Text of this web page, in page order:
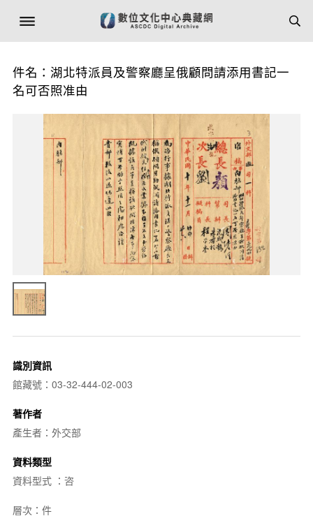
件名：湖北特派員及警察廳呈俄顧問請添用書記一
名可否照准由
識別資訊
館藏號：03-32-444-02-003
著作者
產生者：外交部
資料類型
資料型式 ：咨
層次：件